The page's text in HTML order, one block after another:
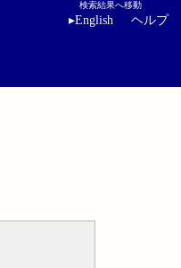
検索結果へ移動
▸English ヘルプ